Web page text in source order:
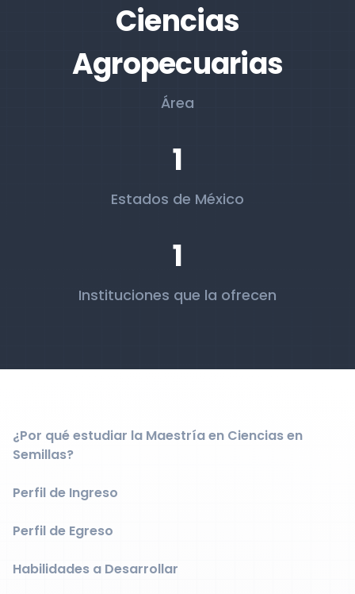
Ciencias
Agropecuarias
Área
1
Estados de México
1
Instituciones que la ofrecen
¿Por qué estudiar la Maestría en Ciencias en
Semillas?
Perfil de Ingreso
Perfil de Egreso
Habilidades a Desarrollar